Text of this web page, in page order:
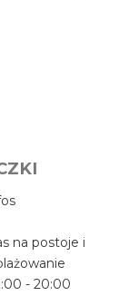
na postoje i
- 20:00